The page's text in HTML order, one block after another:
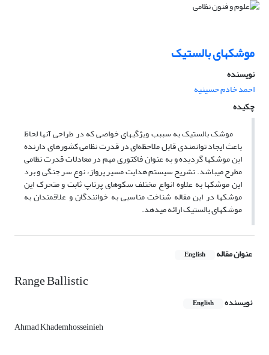
موشکهای بالستیک
نویسنده
احمد خادم حسینیه
چکیده
موشک بالستیک به سببب ویژگیهای خواصی که در طراحی آنها لحاظ
باعث ایجاد توانمندی قابل ملاحظه‌ای در قدرت نظامی کشورهای دارنده
این موشکها گردیده و به عنوان فاکتوری مهم در معادلات قدرت نظامی
مطرح میباشد. تشریح سیستم هدایت مسیر پرواز،‌ نوع سر جنگی و برد
این موشکها به علاوه انواع مختلف سکوهای پرتاپ ثابت و متحرک این
موشکها در این مقاله شناخت مناسبی به خوانندگان و علاقمندان به
موشکهای بالستیک ارائه میدهد.
عنوان مقاله English
Range Ballistic
نویسنده English
Ahmad Khademhosseinieh